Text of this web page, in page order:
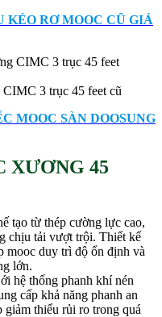
RƠ MOOC CŨ GIÁ
CIMC 3 trục 45 feet cũ
MOOC SÀN DOOSUNG
XƯƠNG 45
tạo từ thép cường lực cao,
chịu tải vượt trội. Thiết kế
mooc duy trì độ ổn định và
lớn.
hệ thống phanh khí nén
cấp khả năng phanh an
thiểu rủi ro trong quá